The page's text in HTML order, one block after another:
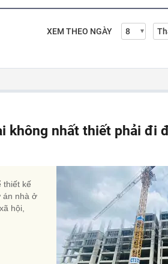
XEM THEO NGÀY
không nhất thiết phải đi
thiết kế
án nhà ở
hội,